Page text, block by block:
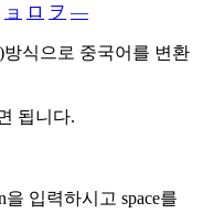
ョ ロ ヲ ―
식으로 중국어를 변환
됩니다.
을 입력하시고 space를